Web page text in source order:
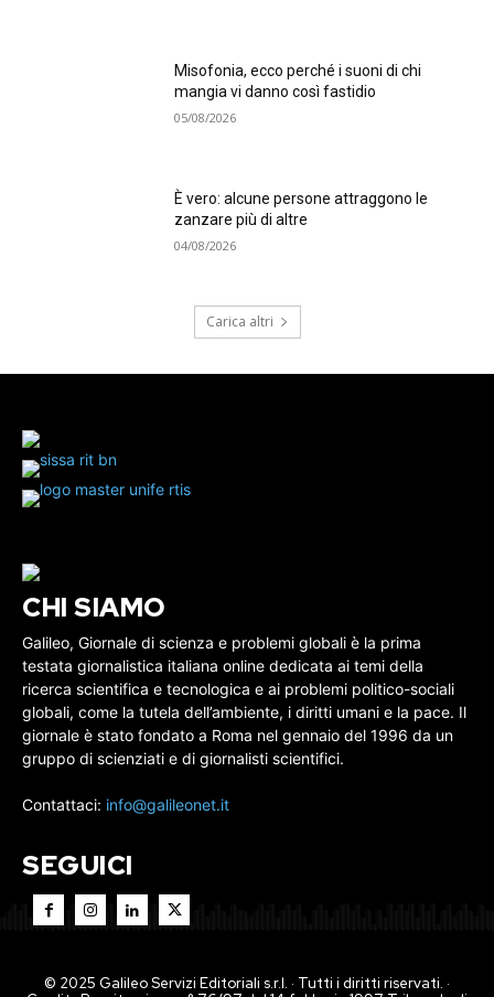
Misofonia, ecco perché i suoni di chi
mangia vi danno così fastidio
05/08/2026
È vero: alcune persone attraggono le
zanzare più di altre
04/08/2026
Carica altri
CHI SIAMO
Galileo, Giornale di scienza e problemi globali è la prima
testata giornalistica italiana online dedicata ai temi della
ricerca scientifica e tecnologica e ai problemi politico-sociali
globali, come la tutela dell’ambiente, i diritti umani e la pace. Il
giornale è stato fondato a Roma nel gennaio del 1996 da un
gruppo di scienziati e di giornalisti scientifici.
Contattaci: info@galileonet.it
SEGUICI
© 2025 Galileo Servizi Editoriali s.r.l. · Tutti i diritti riservati. ·